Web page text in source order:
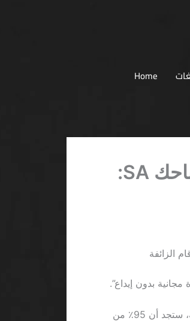
Home
مكافأة مجانية بدون إيداع احتفظ بأرباحك SA:
في الواقع، إذا أخذنا مثالاً من كازينو Betway حيث يقدّم 20 دولار مجانية، ستجد أن 95٪ من